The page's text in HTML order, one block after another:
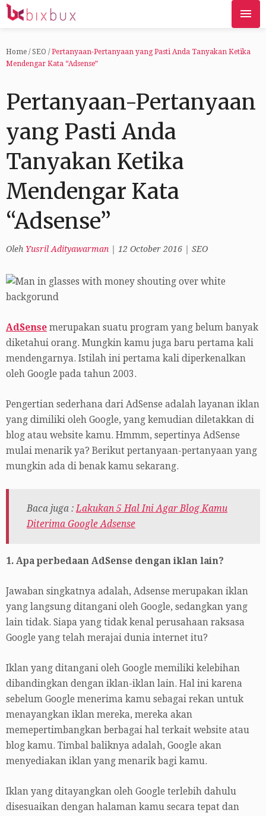
Home / SEO / Pertanyaan-Pertanyaan yang Pasti Anda Tanyakan Ketika
Mendengar Kata “Adsense”
Pertanyaan-Pertanyaan
yang Pasti Anda
Tanyakan Ketika
Mendengar Kata
“Adsense”
Oleh Yusril Adityawarman 12 October 2016 SEO
AdSense merupakan suatu program yang belum banyak
diketahui orang. Mungkin kamu juga baru pertama kali
mendengarnya. Istilah ini pertama kali diperkenalkan
oleh Google pada tahun 2003.
Pengertian sederhana dari AdSense adalah layanan iklan
yang dimiliki oleh Google, yang kemudian diletakkan di
blog atau website kamu. Hmmm, sepertinya AdSense
mulai menarik ya? Berikut pertanyaan-pertanyaan yang
mungkin ada di benak kamu sekarang.
Baca juga :Lakukan 5 Hal Ini Agar Blog Kamu
Diterima Google Adsense
1. Apa perbedaan AdSense dengan iklan lain?
Jawaban singkatnya adalah, Adsense merupakan iklan
yang langsung ditangani oleh Google, sedangkan yang
lain tidak. Siapa yang tidak kenal perusahaan raksasa
Google yang telah merajai dunia internet itu?
Iklan yang ditangani oleh Google memiliki kelebihan
dibandingkan dengan iklan-iklan lain. Hal ini karena
sebelum Google menerima kamu sebagai rekan untuk
menayangkan iklan mereka, mereka akan
memepertimbangkan berbagai hal terkait website atau
blog kamu. Timbal baliknya adalah, Google akan
menyediakan iklan yang menarik bagi kamu.
Iklan yang ditayangkan oleh Google terlebih dahulu
disesuaikan dengan halaman kamu secara tepat dan